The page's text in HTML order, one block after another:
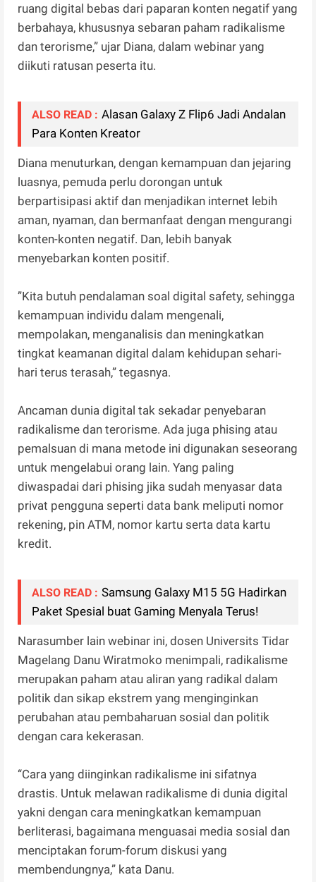
ruang digital bebas dari paparan konten negatif yang
berbahaya, khususnya sebaran paham radikalisme
dan terorisme,” ujar Diana, dalam webinar yang
diikuti ratusan peserta itu.
ALSO READ : Alasan Galaxy Z Flip6 Jadi Andalan
Para Konten Kreator
Diana menuturkan, dengan kemampuan dan jejaring
luasnya, pemuda perlu dorongan untuk
berpartisipasi aktif dan menjadikan internet lebih
aman, nyaman, dan bermanfaat dengan mengurangi
konten-konten negatif. Dan, lebih banyak
menyebarkan konten positif.
”Kita butuh pendalaman soal digital safety, sehingga
kemampuan individu dalam mengenali,
mempolakan, menganalisis dan meningkatkan
tingkat keamanan digital dalam kehidupan sehari-
hari terus terasah,” tegasnya.
Ancaman dunia digital tak sekadar penyebaran
radikalisme dan terorisme. Ada juga phising atau
pemalsuan di mana metode ini digunakan seseorang
untuk mengelabui orang lain. Yang paling
diwaspadai dari phising jika sudah menyasar data
privat pengguna seperti data bank meliputi nomor
rekening, pin ATM, nomor kartu serta data kartu
kredit.
ALSO READ : Samsung Galaxy M15 5G Hadirkan
Paket Spesial buat Gaming Menyala Terus!
Narasumber lain webinar ini, dosen Universits Tidar
Magelang Danu Wiratmoko menimpali, radikalisme
merupakan paham atau aliran yang radikal dalam
politik dan sikap ekstrem yang menginginkan
perubahan atau pembaharuan sosial dan politik
dengan cara kekerasan.
“Cara yang diinginkan radikalisme ini sifatnya
drastis. Untuk melawan radikalisme di dunia digital
yakni dengan cara meningkatkan kemampuan
berliterasi, bagaimana menguasai media sosial dan
menciptakan forum-forum diskusi yang
membendungnya,” kata Danu.